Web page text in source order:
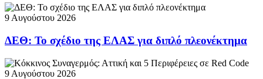
9 Αυγούστου 2026
ΔΕΘ: Το σχέδιο της ΕΛΑΣ για διπλό πλεονέκτημα
9 Αυγούστου 2026